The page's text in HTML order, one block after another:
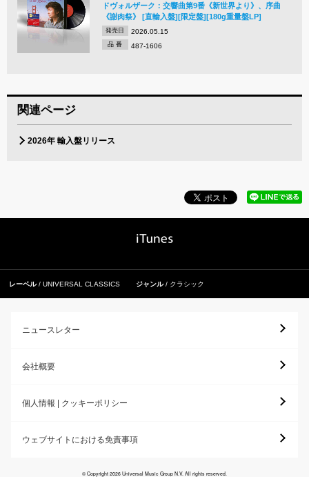
ドヴォルザーク：交響曲第9番《新世界より》、序曲
《謝肉祭》 [直輸入盤][限定盤][180g重量盤LP]
発売日 2026.05.15
品 番 487-1606
関連ページ
2026年 輸入盤リリース
レーベル UNIVERSAL CLASSICS ジャンル クラシック
ニュースレター
会社概要
個人情報 | クッキーポリシー
ウェブサイトにおける免責事項
© Copyright 2026 Universal Music Group N.V. All rights reserved.